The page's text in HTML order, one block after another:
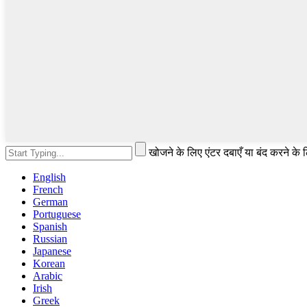
खोजने के लिए एंटर दबाएँ या बंद करने के
English
French
German
Portuguese
Spanish
Russian
Japanese
Korean
Arabic
Irish
Greek